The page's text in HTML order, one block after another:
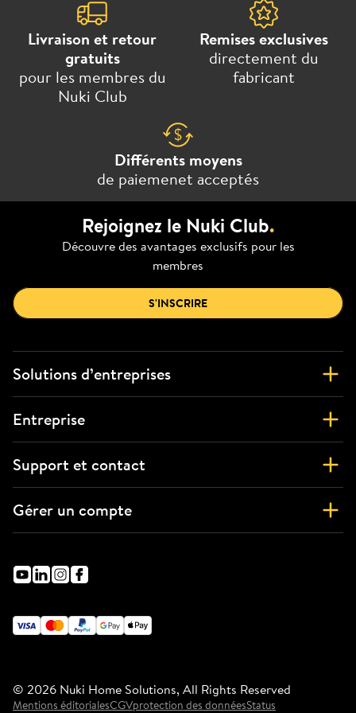
Livraison et retour
gratuits
pour les membres du
Nuki Club
Remises exclusives
directement du
fabricant
Différents moyens
de paiemenet acceptés
Rejoignez le Nuki Club.
Découvre des avantages exclusifs pour les
membres
S'INSCRIRE
Solutions d’entreprises
Entreprise
Support et contact
Gérer un compte
© 2026 Nuki Home Solutions, All Rights Reserved
Mentions éditorialesCGVprotection des donnéesStatus